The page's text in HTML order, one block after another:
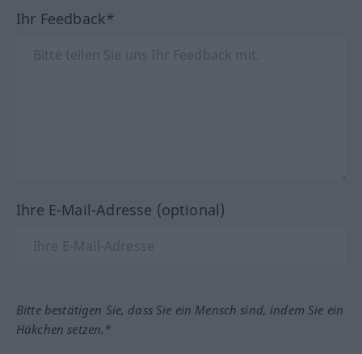
Ihr Feedback*
Ihre E-Mail-Adresse (optional)
Bitte bestätigen Sie, dass Sie ein Mensch sind, indem Sie ein
Häkchen setzen.*